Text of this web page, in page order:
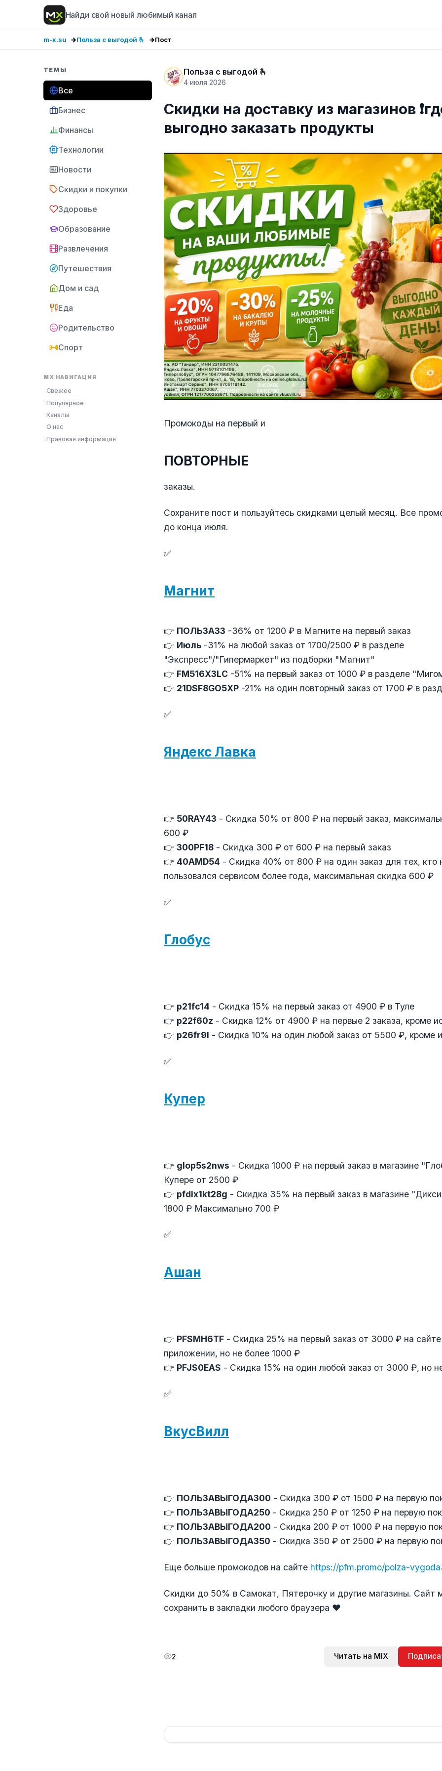
Найди свой новый любимый канал
m-x.su Польза с выгодой 🫰 Пост
ТЕМЫ
Все
Бизнес
Финансы
Технологии
Новости
Скидки и покупки
Здоровье
Образование
Развлечения
Путешествия
Дом и сад
Еда
Родительство
Спорт
MX НАВИГАЦИЯ
Свежее
Популярное
Каналы
О нас
Правовая информация
Польза с выгодой 🫰
4 июля 2026
Скидки на доставку из магазинов
выгодно заказать продукты
Промокоды на первый и
ПОВТОРНЫЕ
заказы.
Сохраните пост и пользуйтесь скидками целый месяц. Все
до конца июля.
✅
Магнит
👉 ПОЛЬЗА33 -36% от 1200 ₽ в Магните на первый заказ
👉 Июль -31% на любой заказ от 1700/2500 ₽ в разделе
"Экспресс"/"Гипермаркет" из подборки "Магнит"
👉 FM516X3LC -51% на первый заказ от 1000 ₽ в разделе
👉 21DSF8GO5XP -21% на один повторный заказ от 1700 ₽ в
✅
Яндекс Лавка
👉 50RAY43 - Скидка 50% от 800 ₽ на первый заказ,
600 ₽
👉 300PF18 - Скидка 300 ₽ от 600 ₽ на первый заказ
👉 40AMD54 - Скидка 40% от 800 ₽ на один заказ для тех, кто
пользовался сервисом более года, максимальная скидка 600 ₽
✅
Глобус
👉 p21fc14 - Скидка 15% на первый заказ от 4900 ₽ в Туле
👉 p22f60z - Скидка 12% от 4900 ₽ на первые 2 заказа, кроме
👉 p26fr9l - ​Скидка 10% на один любой заказ от 5500 ₽, кроме
✅
Купер
👉 glop5s2nws - Скидка 1000 ₽ на первый заказ в магазине
Купере от 2500 ₽
👉 pfdix1kt28g - Скидка 35% на первый заказ в магазине
1800 ₽ Максимально 700 ₽
✅
Ашан
👉 PFSMH6TF - Скидка 25% на первый заказ от 3000 ₽ на
приложении, но не более 1000 ₽
👉 PFJS0EAS - Скидка 15% на один любой заказ от 3000 ₽, но
✅
ВкусВилл
👉 ПОЛЬЗАВЫГОДА300 - Скидка 300 ₽ от 1500 ₽ на первую
👉 ПОЛЬЗАВЫГОДА250 - Скидка 250 ₽ от 1250 ₽ на первую
👉 ПОЛЬЗАВЫГОДА200 - Скидка 200 ₽ от 1000 ₽ на первую
👉 ПОЛЬЗАВЫГОДА350 - Скидка 350 ₽ от 2500 ₽ на первую
Еще больше промокодов на сайте https://pfm.promo/polza-
Скидки до 50% в Самокат, Пятерочку и другие магазины. Сайт
сохранить в закладки любого браузера ❤️
2 Читать на MIX